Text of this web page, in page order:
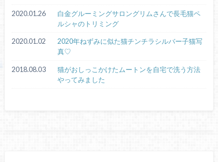
2020.01.26
白金グルーミングサロングリムさんで長毛猫ペ
ルシャのトリミング
2020.01.02
2020年ねずみに似た猫チンチラシルバー子猫写
真♡
2018.08.03
猫がおしっこかけたムートンを自宅で洗う方法
やってみました